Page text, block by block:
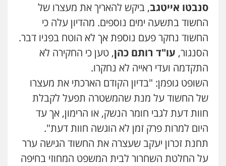
עו"ד איהאב ג'לג'ולי
פלילי מעצרים וחקירות עורכי דין לענייני
אסירים
0505216700
עו"ד שלומי שרון
פלילי צבאי מעצרים וחקירות
0547342002
עו"ד אלון קריטי
פלילי כלכלי אלימות סמים מעצרים
0525544654
סנבטו אייטגב, ביקש להאריך את מעצרו של
החשוד בתשעה ימים נוספים. מהדיון עלה כי
החשוד נחקר פעם נוספת אך לא הוטח בפניו דבר.
הסנגור, עו"ד רותם כהן, טען כי החקירה לא
התקדמה ועדי ראייה לא נחקרו.
השופט גופמן: "בדיון הקודם הארכתי את מעצרו
של החשוד על מנת שהמשטרה תפעל לקבלת
חוות דעת לגבי חומר הנשק, או הרימון, אך עד
היום למרות פרק זמן לא הוגשה חוות דעת".
תחנת זכרון יעקב שעצרה את החשוד הגישה ערר
על החלטת השחרור לבית המשפט המחוזי בחיפה
ויקי שמואל – משרד עו"ד
פלילי משפט פלילי
0528959600
קורל קרוז – עורך דין פלילי
משפט פלילי
0545437431
עו"ד עלי סעדי
פלילי פשיעה חמורה
ומעצרים
0508824984